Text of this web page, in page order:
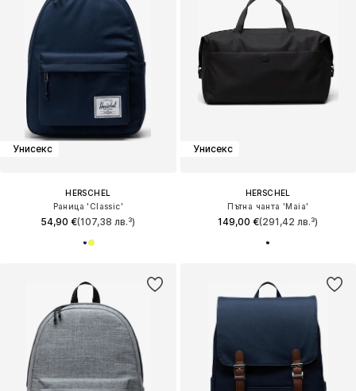
Унисекс
HERSCHEL
Раница 'Classic'
54,90 €(107,38 лв.³)
Унисекс
HERSCHEL
Пътна чанта 'Maia'
149,00 €(291,42 лв.³)